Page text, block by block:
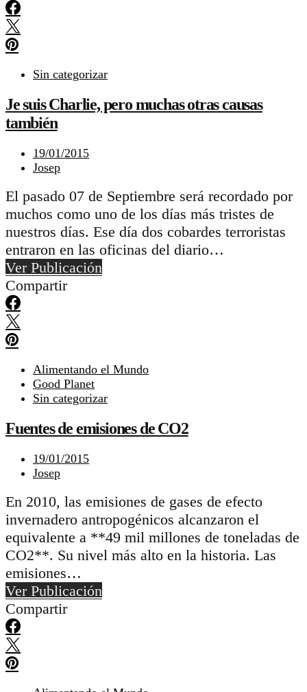
Sin categorizar
Je suis Charlie, pero muchas otras causas
también
19/01/2015
Josep
El pasado 07 de Septiembre será recordado por
muchos como uno de los días más tristes de
nuestros días. Ese día dos cobardes terroristas
entraron en las oficinas del diario…
Ver Publicación
Compartir
Alimentando el Mundo
Good Planet
Sin categorizar
Fuentes de emisiones de CO2
19/01/2015
Josep
En 2010, las emisiones de gases de efecto
invernadero antropogénicos alcanzaron el
equivalente a **49 mil millones de toneladas de
CO2**. Su nivel más alto en la historia. Las
emisiones…
Ver Publicación
Compartir